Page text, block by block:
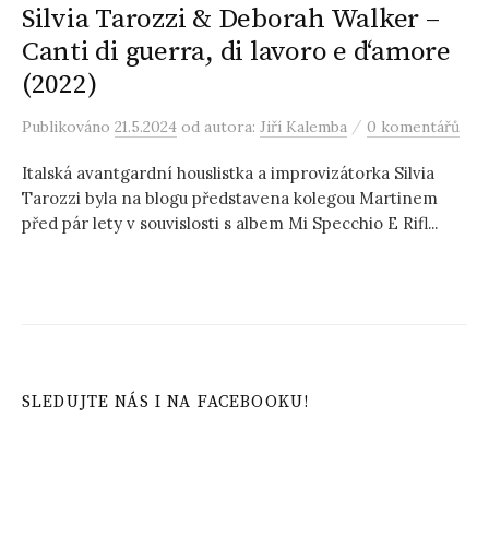
Silvia Tarozzi & Deborah Walker –
Canti di guerra, di lavoro e d‘amore
(2022)
Publikováno 21.5.2024 od autora: Jiří Kalemba / 0 komentářů
Italská avantgardní houslistka a improvizátorka Silvia
Tarozzi byla na blogu představena kolegou Martinem
před pár lety v souvislosti s albem Mi Specchio E Rifl...
SLEDUJTE NÁS I NA FACEBOOKU!